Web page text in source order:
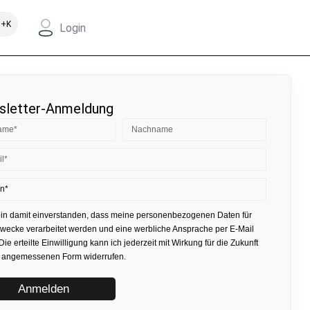
Login
Anmeldung
damit einverstanden, dass meine personenbezogenen Daten für
verarbeitet werden und eine werbliche Ansprache per E-Mail
erteilte Einwilligung kann ich jederzeit mit Wirkung für die Zukunft
Form widerrufen.
Anmelden